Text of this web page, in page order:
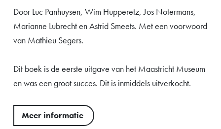
Door Luc Panhuysen, Wim Hupperetz, Jos Notermans,
Marianne Lubrecht en Astrid Smeets. Met een voorwoord
van Mathieu Segers.
Dit boek is de eerste uitgave van het Maastricht Museum
en was een groot succes. Dit is inmiddels uitverkocht.
Meer informatie